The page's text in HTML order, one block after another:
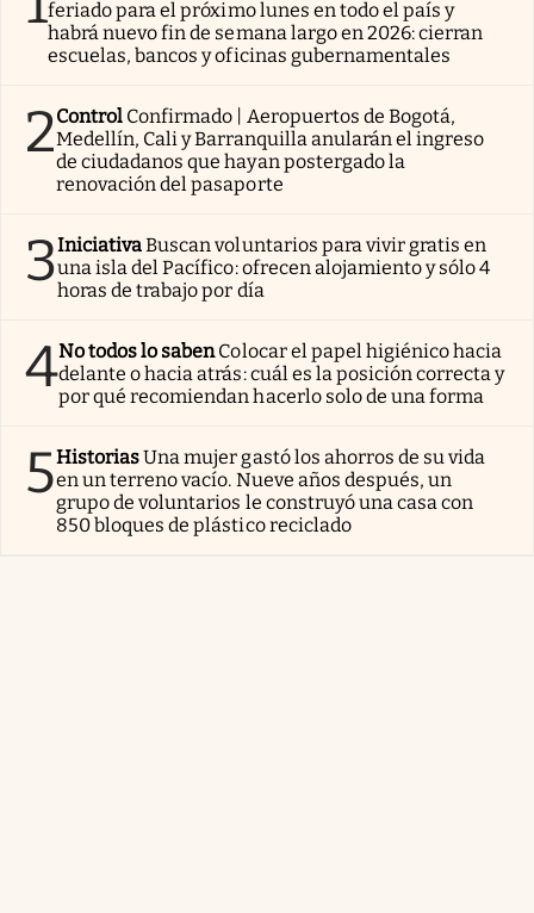
feriado para el próximo lunes en todo el país y
habrá nuevo fin de semana largo en 2026: cierran
escuelas, bancos y oficinas gubernamentales
2Control Confirmado | Aeropuertos de Bogotá,
Medellín, Cali y Barranquilla anularán el ingreso
de ciudadanos que hayan postergado la
renovación del pasaporte
3IniciativaBuscan voluntarios para vivir gratis en
una isla del Pacífico: ofrecen alojamiento y sólo 4
horas de trabajo por día
4No todos lo sabenColocar el papel higiénico hacia
delante o hacia atrás: cuál es la posición correcta y
por qué recomiendan hacerlo solo de una forma
5HistoriasUna mujer gastó los ahorros de su vida
en un terreno vacío. Nueve años después, un
grupo de voluntarios le construyó una casa con
850 bloques de plástico reciclado